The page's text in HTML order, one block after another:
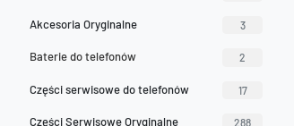
Akcesoria Oryginalne 3
Baterie do telefonów 2
Części serwisowe do telefonów 17
Części Serwisowe Oryginalne 288